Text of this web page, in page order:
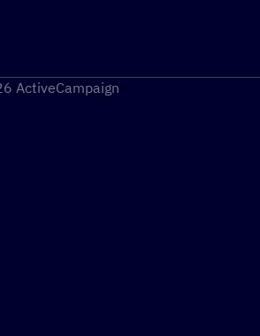
ActiveCampaign